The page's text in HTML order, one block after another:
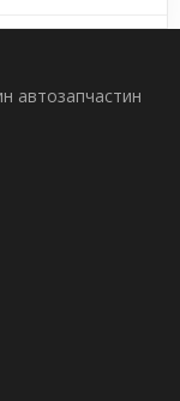
автозапчастин